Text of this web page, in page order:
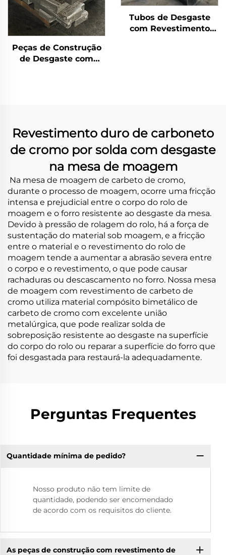
Peças de Construção
de Desgaste com
Tubos de Desgaste
com Revestimento
Revestimento duro de carboneto
de cromo por solda com desgaste
na mesa de moagem
Na mesa de moagem de carbeto de cromo,
durante o processo de moagem, ocorre uma fricção
intensa e prejudicial entre o corpo do rolo de
moagem e o forro resistente ao desgaste da mesa.
Devido à pressão de rolagem do rolo, há a força de
sustentação do material sob moagem, e a fricção
entre o material e o revestimento do rolo de
moagem tende a aumentar a abrasão severa entre
o corpo e o revestimento, o que pode causar
rachaduras ou descascamento no forro. Nossa mesa
de moagem com revestimento de carbeto de
cromo utiliza material compósito bimetálico de
carbeto de cromo com excelente união
metalúrgica, que pode realizar solda de
sobreposição resistente ao desgaste na superfície
do corpo do rolo ou reparar a superfície do forro que
foi desgastada para restaurá-la adequadamente.
Perguntas Frequentes
Quantidade mínima de pedido?
Nosso produto não tem limite de
quantidade, podendo ser encomendado
de acordo com os requisitos do cliente.
As peças de construção com revestimento de